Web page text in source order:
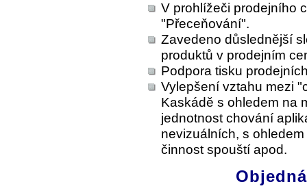
V prohlížeči prodejního
"Přeceňování".
Zavedeno důslednější
produktů v prodejním
Podpora tisku
Vylepšení vztahu mezi
Kaskádě s ohledem na
jednotnost chování
nevizuálních, s
činnost spouští apod.